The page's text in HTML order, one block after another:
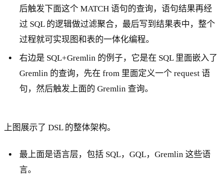
后触发下面这个 MATCH 语句的查询，语句结果再经
过 SQL 的逻辑做过滤聚合，最后写到结果表中，整个
过程就可实现图和表的一体化编程。
右边是 SQL+Gremlin 的例子，它是在 SQL 里面嵌入了
Gremlin 的查询，先在 from 里面定义一个 request 语
句，然后触发上面的 Gremlin 查询。
上图展示了 DSL 的整体架构。
最上面是语言层，包括 SQL，GQL，Gremlin 这些语
言。